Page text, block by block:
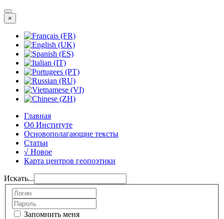
×
Главная
Об Институте
Основополагающие тексты
Статьи
√ Новое
Карта центров геопоэтики
Искать...
Запомнить меня